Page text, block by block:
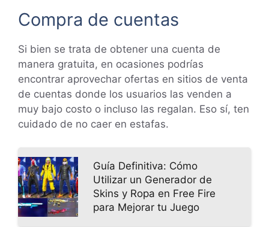
Compra de cuentas
Si bien se trata de obtener una cuenta de
manera gratuita, en ocasiones podrías
encontrar aprovechar ofertas en sitios de venta
de cuentas donde los usuarios las venden a
muy bajo costo o incluso las regalan. Eso sí, ten
cuidado de no caer en estafas.
Guía Definitiva: Cómo
Utilizar un Generador de
Skins y Ropa en Free Fire
para Mejorar tu Juego